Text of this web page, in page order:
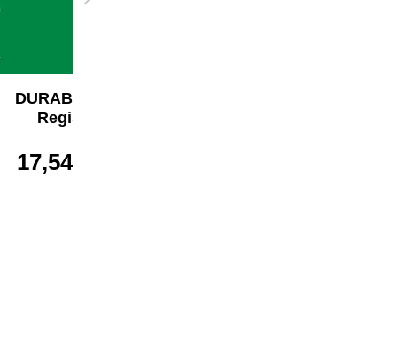
DURABLE A-Z
Register
17,54 €*